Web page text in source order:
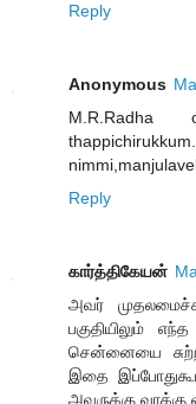
Reply
Anonymous
M.R.Radha
Reply
கார்த்திகேயன்
அவர்
பகுதியிலும்
சென்னையை
இதை
அவருக்கு வாக்கு